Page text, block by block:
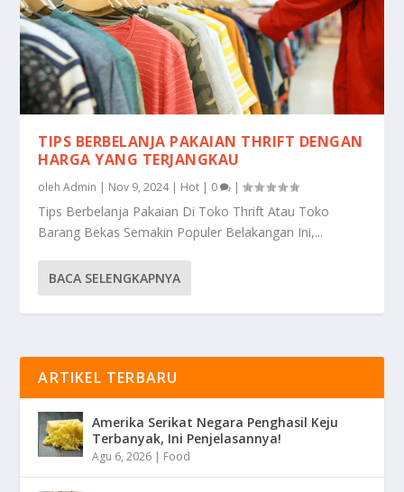
TIPS BERBELANJA PAKAIAN THRIFT DENGAN
HARGA YANG TERJANGKAU
olehAdmin | Nov 9, 2024| Hot | 0 |
Tips Berbelanja Pakaian Di Toko Thrift Atau Toko
Barang Bekas Semakin Populer Belakangan Ini,...
BACA SELENGKAPNYA
ARTIKEL TERBARU
Amerika Serikat Negara Penghasil Keju
Terbanyak, Ini Penjelasannya!
Agu 6, 2026 | Food